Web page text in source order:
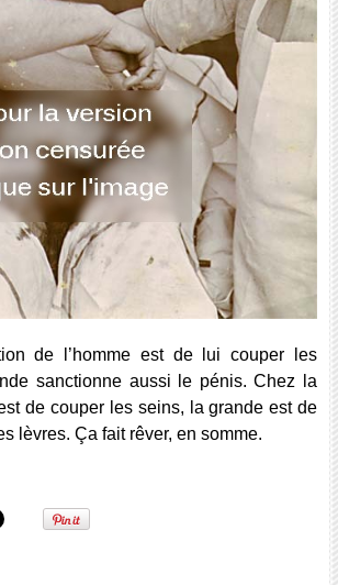
de l’homme est de lui couper les
sanctionne aussi le pénis. Chez la
de couper les seins, la grande est de
lèvres. Ça fait rêver, en somme.